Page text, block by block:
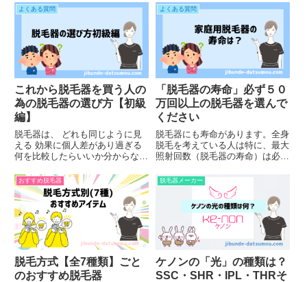
よくある質問
これから脱毛器を買う人の
為の脱毛器の選び方【初級
編】
脱毛器は、 どれも同じように見
える 効果に個人差があり過ぎる
何を比較したらいいか分からない
早く知りたい人は、参考：当サイ
ト厳選17ブランドの調査手順参
考：最低限この脱毛器を選べば
OK。脱毛器のスペックの目安
参...
よくある質問
「脱毛器の寿命」必ず５０
万回以上の脱毛器を選んで
ください
脱毛器にも寿命があります。全身
脱毛を考えている人は特に、最大
照射回数（脱毛器の寿命）は必ず
回数は50万回あれば安心以下は
僕が、ケノンを使って１年で全身
脱毛を終え、それから５年経った
とこです。↑今まで22万回照射...
おすすめ脱毛器
脱毛方式【全7種類】ごと
のおすすめ脱毛器
脱毛器メーカー
ケノンの「光」の種類は？
SSC・SHR・IPL・THRそ